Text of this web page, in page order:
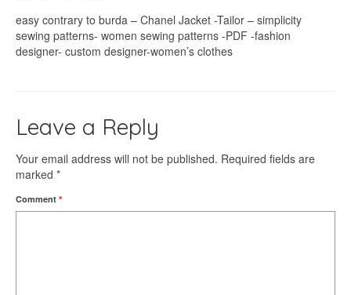
easy contrary to burda – Chanel Jacket -Tailor – simplicity
sewing patterns- women sewing patterns -PDF -fashion
designer- custom designer-women’s clothes
Leave a Reply
Your email address will not be published. Required fields are
marked *
Comment *